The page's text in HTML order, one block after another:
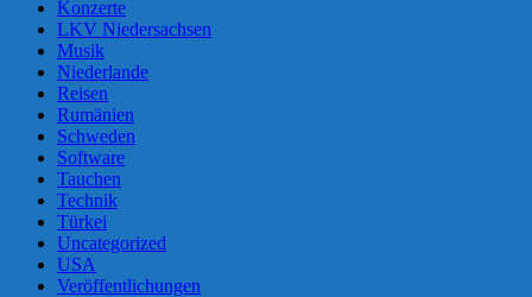
Konzerte
LKV Niedersachsen
Musik
Niederlande
Reisen
Rumänien
Schweden
Software
Tauchen
Technik
Türkei
Uncategorized
USA
Veröffentlichungen